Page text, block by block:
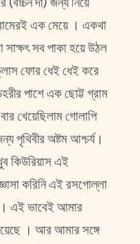
এক মেয়ে । একথা
সাক্ষৎ সব পাকা হয়ে উঠল
ফোর ধেই ধেই করে
পাশে এক ছোট্ট গ্রাম
খেয়েছিলাম গোলাপি
পৃথিবীর অষ্টম আশ্চর্য।
কিউরিয়াস এই
করিনি এই রসগোল্লা
। এই ভাবেই আমার
। আর আমার সঙ্গে